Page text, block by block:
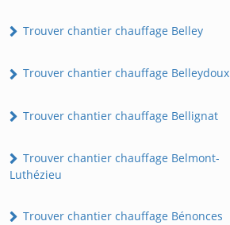
Trouver chantier chauffage Belley
Trouver chantier chauffage Belleydoux
Trouver chantier chauffage Bellignat
Trouver chantier chauffage Belmont-
Luthézieu
Trouver chantier chauffage Bénonces